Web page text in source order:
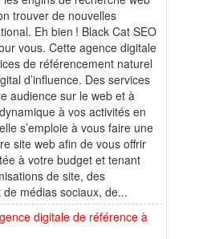
trouver de nouvelles
Eh bien ! Black Cat SEO
vous. Cette agence digitale
de référencement naturel
d’influence. Des services
audience sur le web et à
à vos activités en
s’emploie à vous faire une
site web afin de vous offrir
à votre budget et tenant
de site, des
médias sociaux, de...
digitale de référence à